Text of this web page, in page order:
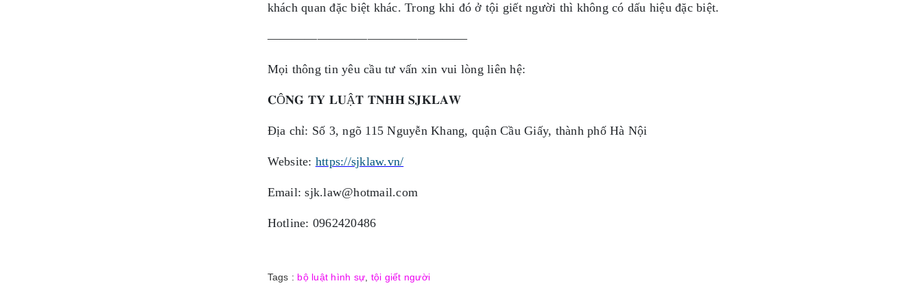
khách quan đặc biệt khác. Trong khi đó ở tội giết người thì không có dấu hiệu đặc biệt.
————————————————
Mọi thông tin yêu cầu tư vấn xin vui lòng liên hệ:
𝐂Ô𝐍𝐆 𝐓𝐘 𝐋𝐔Ậ𝐓 𝐓𝐍𝐇𝐇 𝐒𝐉𝐊𝐋𝐀𝐖
Địa chỉ: Số 3, ngõ 115 Nguyễn Khang, quận Cầu Giấy, thành phố Hà Nội
Website: https://sjklaw.vn/
Email: sjk.law@hotmail.com
Hotline: 0962420486
Tags : bộ luật hình sự, tội giết người